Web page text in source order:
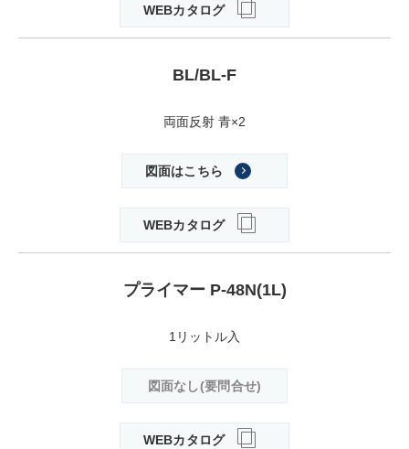
WEBカタログ
BL/BL-F
両面反射 青×2
図面はこちら
WEBカタログ
プライマー P-48N(1L)
1リットル入
図面なし(要問合せ)
WEBカタログ